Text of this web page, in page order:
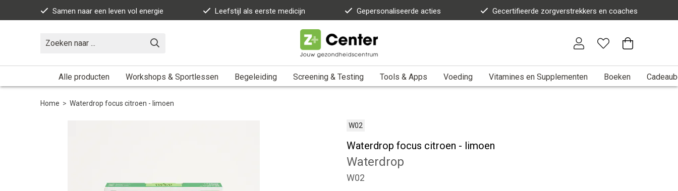
Samen naar een leven vol energie Leefstijl als eerste medicijn Gepersonaliseerde acties Gecertifieerde zorgverstrekkers en coaches
Alle producten Workshops & Sportlessen Begeleiding Screening & Testing Tools & Apps Voeding Vitamines en Supplementen Boeken
Home > Waterdrop focus citroen - limoen
W02
Waterdrop focus citroen - limoen
Waterdrop
W02